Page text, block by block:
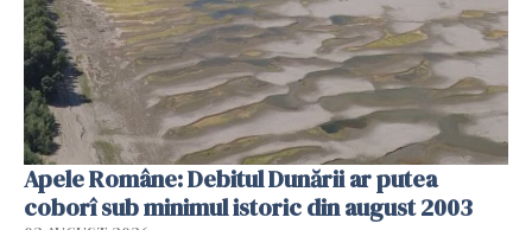
Apele Române: Debitul Dunării ar putea
coborî sub minimul istoric din august 2003